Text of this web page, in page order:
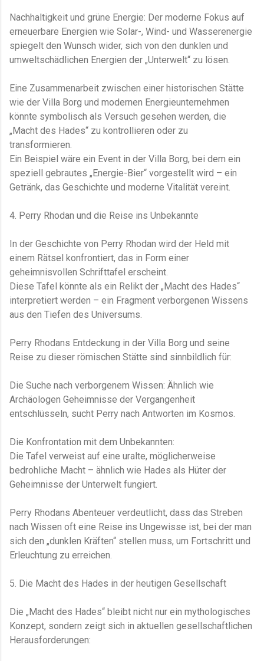
Nachhaltigkeit und grüne Energie: Der moderne Fokus auf
erneuerbare Energien wie Solar-, Wind- und Wasserenergie
spiegelt den Wunsch wider, sich von den dunklen und
umweltschädlichen Energien der „Unterwelt“ zu lösen.
Eine Zusammenarbeit zwischen einer historischen Stätte
wie der Villa Borg und modernen Energieunternehmen
könnte symbolisch als Versuch gesehen werden, die
„Macht des Hades“ zu kontrollieren oder zu
transformieren.
Ein Beispiel wäre ein Event in der Villa Borg, bei dem ein
speziell gebrautes „Energie-Bier“ vorgestellt wird – ein
Getränk, das Geschichte und moderne Vitalität vereint.
4. Perry Rhodan und die Reise ins Unbekannte
In der Geschichte von Perry Rhodan​ wird der Held mit
einem Rätsel konfrontiert, das in Form einer
geheimnisvollen Schrifttafel erscheint.
Diese Tafel könnte als ein Relikt der „Macht des Hades“
interpretiert werden – ein Fragment verborgenen Wissens
aus den Tiefen des Universums.
Perry Rhodans Entdeckung in der Villa Borg und seine
Reise zu dieser römischen Stätte sind sinnbildlich für:
Die Suche nach verborgenem Wissen: Ähnlich wie
Archäologen Geheimnisse der Vergangenheit
entschlüsseln, sucht Perry nach Antworten im Kosmos.
Die Konfrontation mit dem Unbekannten:
Die Tafel verweist auf eine uralte, möglicherweise
bedrohliche Macht – ähnlich wie Hades als Hüter der
Geheimnisse der Unterwelt fungiert.
Perry Rhodans Abenteuer verdeutlicht, dass das Streben
nach Wissen oft eine Reise ins Ungewisse ist, bei der man
sich den „dunklen Kräften“ stellen muss, um Fortschritt und
Erleuchtung zu erreichen.
5. Die Macht des Hades in der heutigen Gesellschaft
Die „Macht des Hades“ bleibt nicht nur ein mythologisches
Konzept, sondern zeigt sich in aktuellen gesellschaftlichen
Herausforderungen: